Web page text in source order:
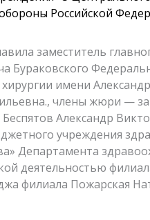
Российской
заместитель
Бураковского
хирургии имени
члены жюри —
Александр
учреждения
Департамента
деятельностью
филиала Пожарская